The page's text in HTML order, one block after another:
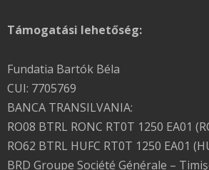
Támogatási lehetőség:
Fundatia Bartók Béla
CUI: 7705769
BANCA TRANSILVANIA:
RO08 BTRL RONC RT0T 1250 EA01
RO62 BTRL HUFC RT0T 1250 EA01
BRD Groupe Société Générale –